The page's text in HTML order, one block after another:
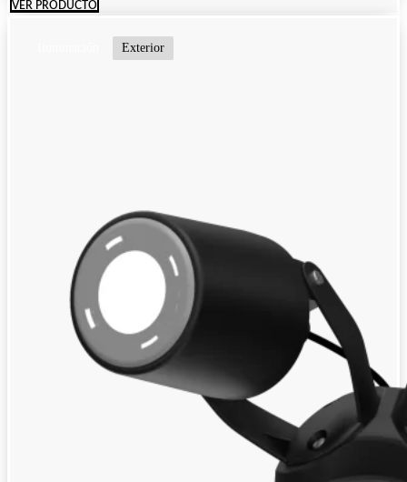
VER PRODUCTO
Exterior